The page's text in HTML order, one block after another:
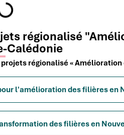
régionalisé
Calédonie
projets régionalisé «
l'amélioration des filières en
des filières en